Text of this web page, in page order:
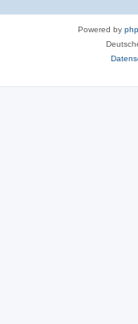
Powered by